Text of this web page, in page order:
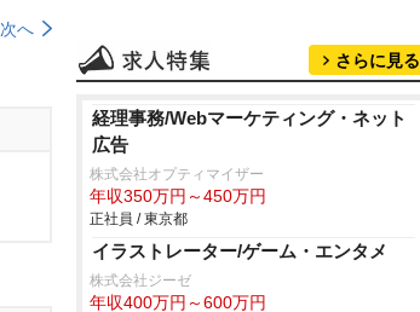
次へ
さらに見る
経理事務/Webマーケティング・ネット
広告
株式会社オプティマイザー
年収350万円～450万円
正社員 / 東京都
イラストレーター/ゲーム・エンタメ
株式会社ジーゼ
年収400万円～600万円